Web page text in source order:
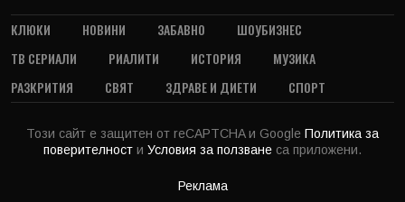
КЛЮКИ НОВИНИ ЗАБАВНО
ШОУБИЗНЕС
ТВ СЕРИАЛИ
РИАЛИТИ ИСТОРИЯ
МУЗИКА
РАЗКРИТИЯ
СВЯТ ЗДРАВЕ И ДИЕТИ СПОРТ
Този сайт е защитен от reCAPTCHA и Google Политика за
поверителност и Условия за ползване са приложени.
Реклама